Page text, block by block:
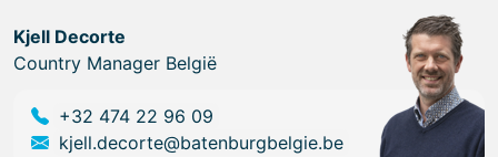
Kjell Decorte
Country Manager België
+32 474 22 96 09
kjell.decorte@batenburgbelgie.be